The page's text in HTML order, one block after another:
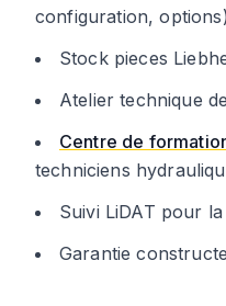
configuration, options)
Stock pieces
Atelier technique
Centre de
techniciens
Suivi LiDAT pour
Garantie